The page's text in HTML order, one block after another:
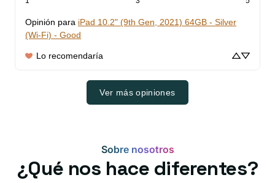
Opinión para iPad 10.2" (9th Gen, 2021) 64GB - Silver
(Wi-Fi) - Good
Lo recomendaría
Ver más opiniones
Sobre nosotros
¿Qué nos hace diferentes?